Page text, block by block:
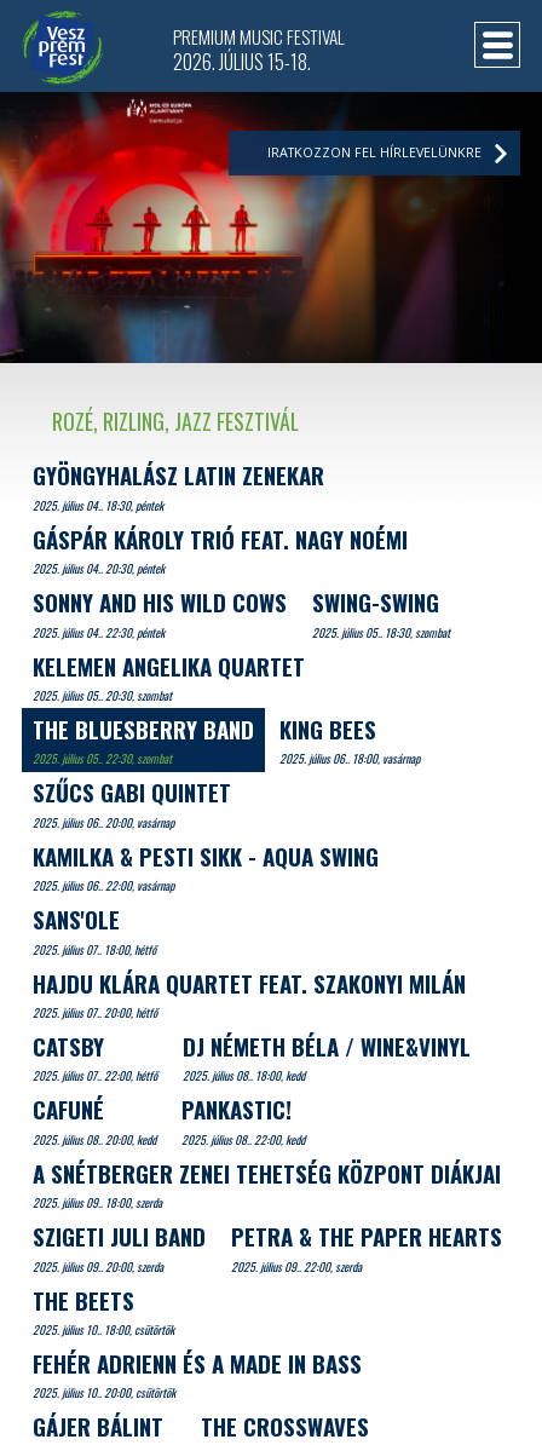
ROZÉ, RIZLING, JAZZ FESZTIVÁL
GYÖNGYHALÁSZ LATIN ZENEKAR
2025. július 04.. 18:30, péntek
GÁSPÁR KÁROLY TRIÓ FEAT. NAGY NOÉMI
2025. július 04.. 20:30, péntek
SONNY AND HIS WILD COWS
2025. július 04.. 22:30, péntek
SWING-SWING
2025. július 05.. 18:30, szombat
KELEMEN ANGELIKA QUARTET
2025. július 05.. 20:30, szombat
THE BLUESBERRY BAND
2025. július 05.. 22:30, szombat
KING BEES
2025. július 06.. 18:00, vasárnap
SZŰCS GABI QUINTET
2025. július 06.. 20:00, vasárnap
KAMILKA & PESTI SIKK - AQUA SWING
2025. július 06.. 22:00, vasárnap
SANS'OLE
2025. július 07.. 18:00, hétfő
HAJDU KLÁRA QUARTET FEAT. SZAKONYI MILÁN
2025. július 07.. 20:00, hétfő
CATSBY
2025. július 07.. 22:00, hétfő
DJ NÉMETH BÉLA / WINE&VINYL
2025. július 08.. 18:00, kedd
CAFUNÉ
2025. július 08.. 20:00, kedd
PANKASTIC!
2025. július 08.. 22:00, kedd
A SNÉTBERGER ZENEI TEHETSÉG KÖZPONT DIÁKJAI
2025. július 09.. 18:00, szerda
SZIGETI JULI BAND
2025. július 09.. 20:00, szerda
PETRA & THE PAPER HEARTS
2025. július 09.. 22:00, szerda
THE BEETS
2025. július 10.. 18:00, csütörtök
FEHÉR ADRIENN ÉS A MADE IN BASS
2025. július 10.. 20:00, csütörtök
GÁJER BÁLINT THE CROSSWAVES
PREMIUM MUSIC FESTIVAL
2026. JÚLIUS 15-18.
IRATKOZZON FEL HÍRLEVELÜNKRE